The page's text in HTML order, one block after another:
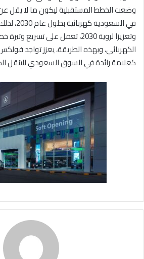
في
وتعزيزا لروية 2030، تعمل على
الكهربائي، وبهذه الطريقة، يعزز تواجد
كعلامة رائدة في السوق السعودي للتنقل